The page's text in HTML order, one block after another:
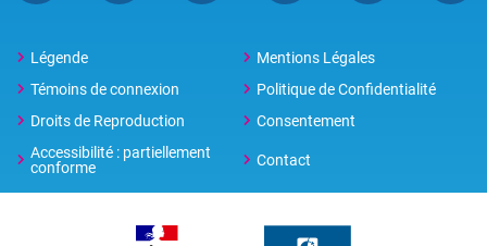
Légende
Mentions Légales
Témoins de connexion
Politique de Confidentialité
Droits de Reproduction
Consentement
Accessibilité : partiellement
conforme
Contact